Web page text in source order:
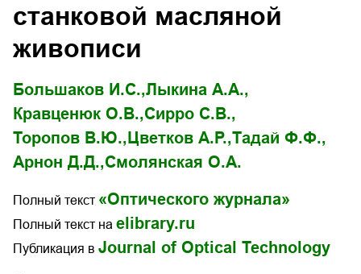
станковой масляной
живописи
Большаков И.С.,Лыкина А.А.,
Кравценюк О.В.,Сирро С.В.,
Торопов В.Ю., Цветков А.Р.,Тадай Ф.Ф.,
Арнон Д.Д.,Смолянская О.А.
Полный текст «Оптического журнала»
Полный текст на elibrary.ru
Публикация в Journal of Optical Technology